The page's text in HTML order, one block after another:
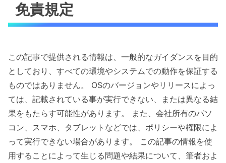
免責規定
この記事で提供される情報は、一般的なガイダンスを目的
としており、すべての環境やシステムでの動作を保証する
ものではありません。 OSのバージョンやリリースによっ
ては、記載されている事が実行できない、または異なる結
果をもたらす可能性があります。 また、会社所有のパソ
コン、スマホ、タブレットなどでは、ポリシーや権限によ
って実行できない場合があります。 この記事の情報を使
用することによって生じる問題や結果について、筆者およ